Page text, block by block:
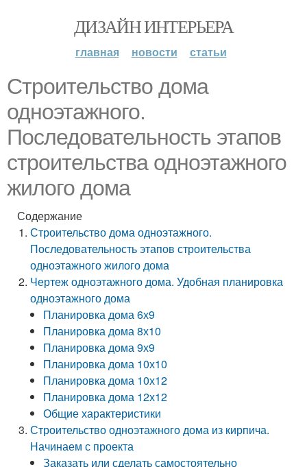
ДИЗАЙН ИНТЕРЬЕРА
главная новости статьи
Строительство дома
одноэтажного.
Последовательность этапов
строительства одноэтажного
жилого дома
Содержание
Строительство дома одноэтажного.
Последовательность этапов строительства
одноэтажного жилого дома
Чертеж одноэтажного дома. Удобная планировка
одноэтажного дома
Планировка дома 6х9
Планировка дома 8х10
Планировка дома 9х9
Планировка дома 10х10
Планировка дома 10х12
Планировка дома 12х12
Общие характеристики
Строительство одноэтажного дома из кирпича.
Начинаем с проекта
Заказать или сделать самостоятельно